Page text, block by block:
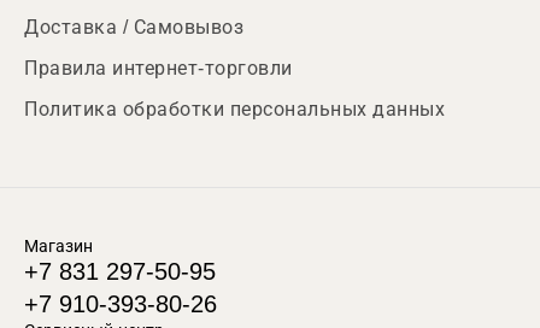
Доставка / Самовывоз
Правила интернет-торговли
Политика обработки персональных данных
Магазин
+7 831 297-50-95
+7 910-393-80-26